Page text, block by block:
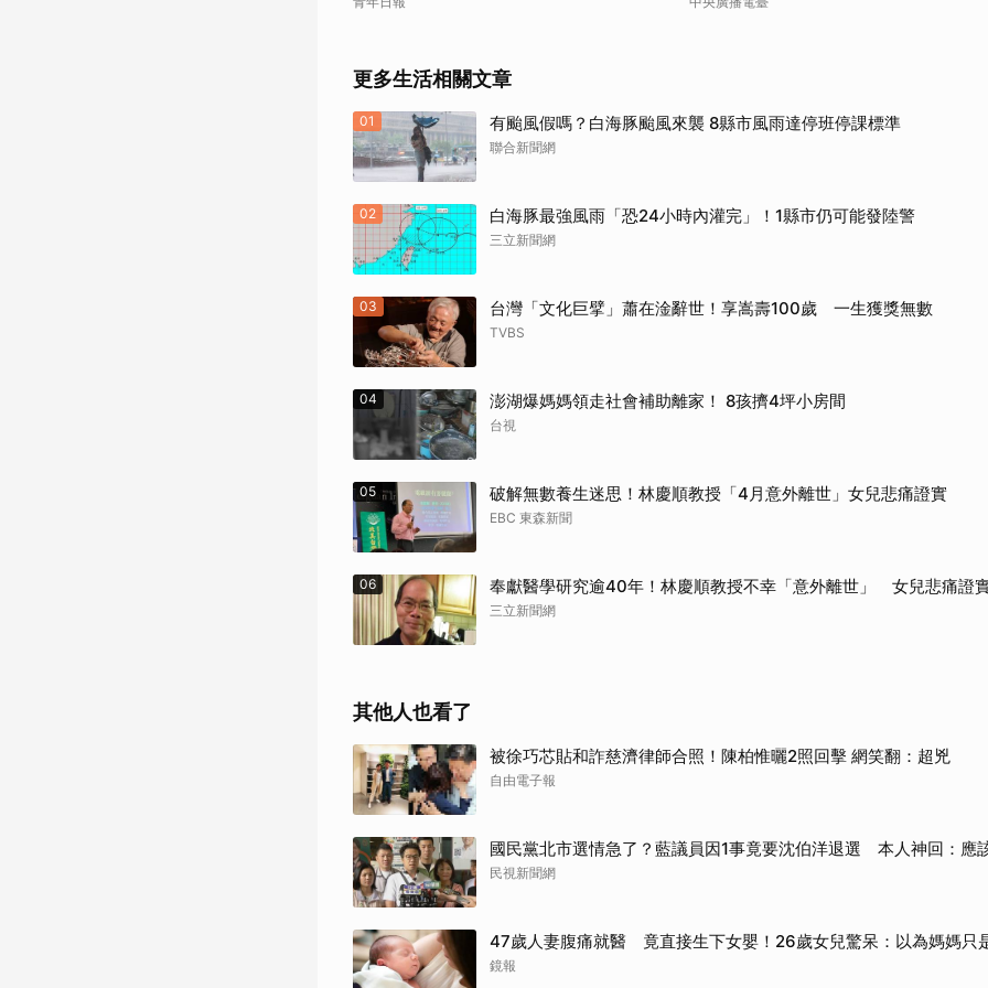
更多生活相關文章
01 有颱風假嗎？白海豚颱風來襲 8縣市風雨達停班停課標準
聯合新聞網
02 白海豚最強風雨「恐24小時內灌完」！1縣市仍可能發陸警
三立新聞網
03 台灣「文化巨擘」蕭在淦辭世！享嵩壽100歲 一生獲獎無數
TVBS
04 澎湖爆媽媽領走社會補助離家！ 8孩擠4坪小房間
台視
05 破解無數養生迷思！林慶順教授「4月意外離世」女兒悲痛證實
EBC 東森新聞
06 奉獻醫學研究逾40年！林慶順教授不幸「意外離世」 女兒悲痛證
三立新聞網
其他人也看了
被徐巧芯貼和詐慈濟律師合照！陳柏惟曬2照回擊 網笑翻：超兇
自由電子報
國民黨北市選情急了？藍議員因1事竟要沈伯洋退選 本人神回：應
民視新聞網
47歲人妻腹痛就醫 竟直接生下女嬰！26歲女兒驚呆：以為媽媽只
鏡報